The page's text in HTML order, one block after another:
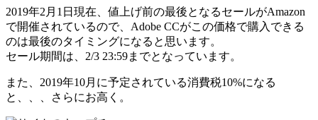
2019年2月1日現在、値上げ前の最後となるセールがAmazon
で開催されているので、Adobe CCがこの価格で購入できる
のは最後のタイミングになると思います。
セール期間は、2/3 23:59までとなっています。
また、2019年10月に予定されている消費税10%になる
と、、、さらにお高く。